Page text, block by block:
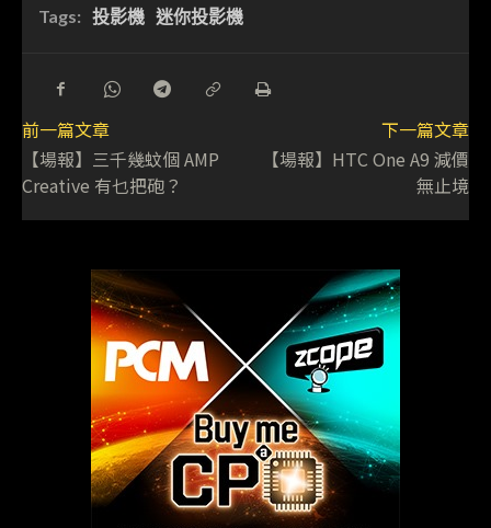
Tags: 投影機 迷你投影機
前一篇文章
【場報】三千幾蚊個 AMP
Creative 有乜把砲？
下一篇文章
【場報】HTC One A9 減價
無止境